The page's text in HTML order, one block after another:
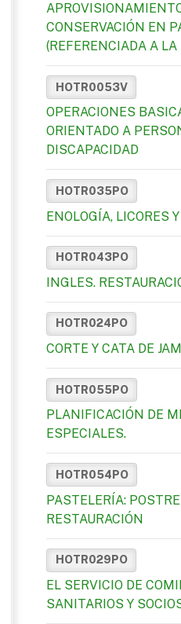
CONSERVACIÓN EN
(REFERENCIADA A LA
HOTR0053V
OPERACIONES
ORIENTADO A
DISCAPACIDAD
HOTR035PO
ENOLOGÍA, LICORES
HOTR043PO
INGLES.
HOTR024PO
CORTE Y CATA DE
HOTR055PO
PLANIFICACIÓN DE
ESPECIALES.
HOTR054PO
PASTELERÍA:
RESTAURACIÓN
HOTR029PO
EL SERVICIO DE
SANITARIOS Y